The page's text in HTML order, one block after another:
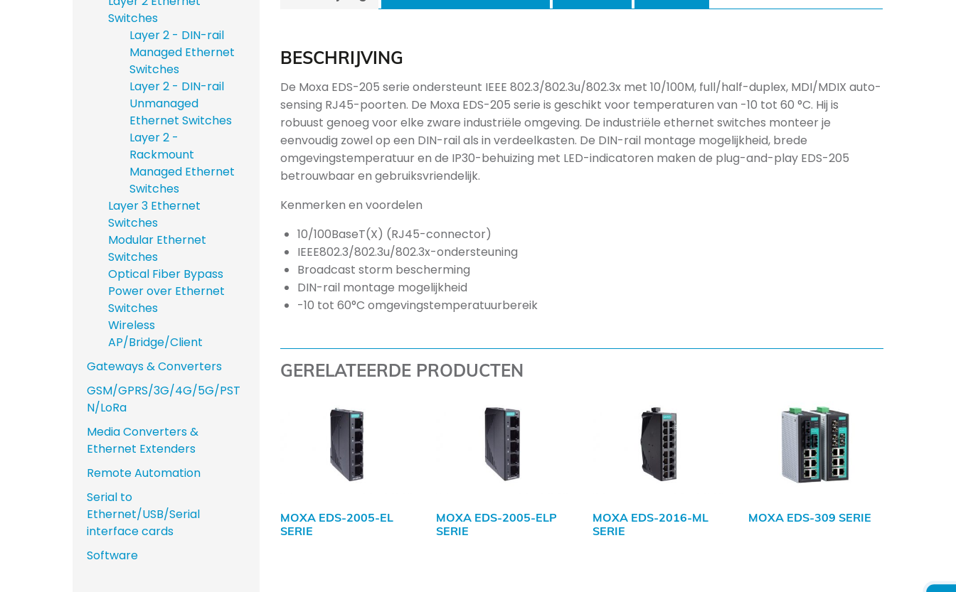
BESCHRIJVING
De Moxa EDS-205 serie ondersteunt IEEE 802.3/802.3u/802.3x met 10/100M, full/half-duplex, MDI/MDIX auto-
sensing RJ45-poorten. De Moxa EDS-205 serie is geschikt voor temperaturen van -10 tot 60 °C. Hij is
robuust genoeg voor elke zware industriële omgeving. De industriële ethernet switches monteer je
eenvoudig zowel op een DIN-rail als in verdeelkasten. De DIN-rail montage mogelijkheid, brede
omgevingstemperatuur en de IP30-behuizing met LED-indicatoren maken de plug-and-play EDS-205
betrouwbaar en gebruiksvriendelijk.
Kenmerken en voordelen
10/100BaseT(X) (RJ45-connector)
IEEE802.3/802.3u/802.3x-ondersteuning
Broadcast storm bescherming
DIN-rail montage mogelijkheid
-10 tot 60°C omgevingstemperatuurbereik
GERELATEERDE PRODUCTEN
MOXA EDS-2005-EL
SERIE
MOXA EDS-2005-ELP
SERIE
MOXA EDS-2016-ML
SERIE
MOXA EDS-309 SERIE
Switches
Layer 2 - DIN-rail
Managed Ethernet
Switches
Layer 2 - DIN-rail
Unmanaged
Ethernet Switches
Layer 2 -
Rackmount
Managed Ethernet
Switches
Layer 3 Ethernet
Switches
Modular Ethernet
Switches
Optical Fiber Bypass
Power over Ethernet
Switches
Wireless
AP/Bridge/Client
Gateways & Converters
GSM/GPRS/3G/4G/5G/PST
N/LoRa
Media Converters &
Ethernet Extenders
Remote Automation
Serial to
Ethernet/USB/Serial
interface cards
Software